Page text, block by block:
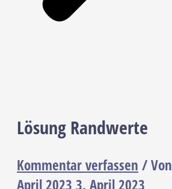
Lösung Randwerte
Kommentar verfassen / Von
April 2023 3. April 2023